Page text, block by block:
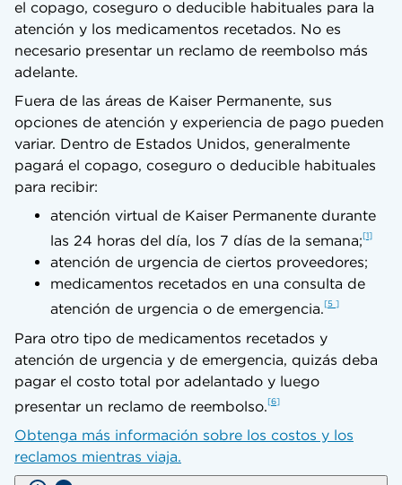
el copago, coseguro o deducible habituales para la
atención y los medicamentos recetados. No es
necesario presentar un reclamo de reembolso más
adelante.
Fuera de las áreas de Kaiser Permanente, sus
opciones de atención y experiencia de pago pueden
variar. Dentro de Estados Unidos, generalmente
pagará el copago, coseguro o deducible habituales
para recibir:
atención virtual de Kaiser Permanente durante
las 24 horas del día, los 7 días de la semana; 1
atención de urgencia de ciertos proveedores;
medicamentos recetados en una consulta de
atención de urgencia o de emergencia. 5
Para otro tipo de medicamentos recetados y
atención de urgencia y de emergencia, quizás deba
pagar el costo total por adelantado y luego
presentar un reclamo de reembolso. 6
Obtenga más información sobre los costos y los
reclamos mientras viaja.